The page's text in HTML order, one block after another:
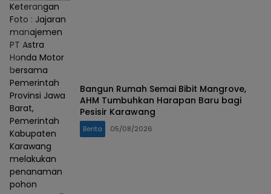
Keterangan
Foto : Jajaran
manajemen
PT Astra
Honda Motor
bersama
Pemerintah
Provinsi Jawa
Barat,
Pemerintah
Kabupaten
Karawang
melakukan
penanaman
pohon
Bangun Rumah Semai Bibit Mangrove,
AHM Tumbuhkan Harapan Baru bagi
Pesisir Karawang
Berita 05/08/2026